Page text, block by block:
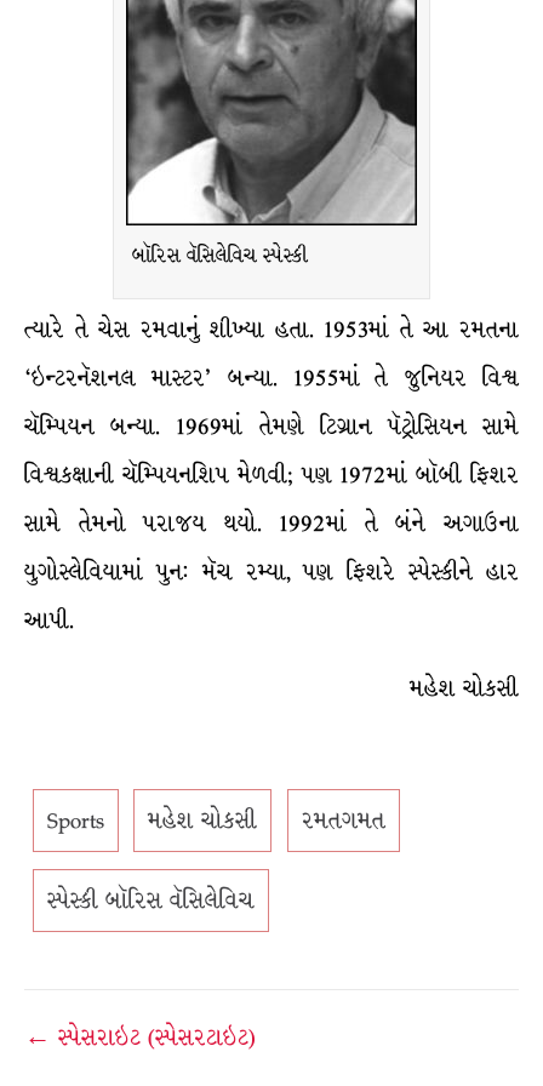
બૉરિસ વૅસિલેવિચ સ્પેસ્કી
ત્યારે તે ચેસ રમવાનું શીખ્યા હતા. 1953માં તે આ રમતના
‘ઇન્ટરનૅશનલ માસ્ટર’ બન્યા. 1955માં તે જુનિયર વિશ્વ
ચૅમ્પિયન બન્યા. 1969માં તેમણે ટિગ્રાન પૅટ્રોસિયન સામે
વિશ્વકક્ષાની ચૅમ્પિયનશિપ મેળવી; પણ 1972માં બૉબી ફિશર
સામે તેમનો પરાજય થયો. 1992માં તે બંને અગાઉના
યુગોસ્લેવિયામાં પુન: મૅચ રમ્યા, પણ ફિશરે સ્પેસ્કીને હાર
આપી.
મહેશ ચોકસી
Sports મહેશ ચોકસી રમતગમત
સ્પેસ્કી બૉરિસ વૅસિલેવિચ
Post
← સ્પેસરાઇટ (સ્પેસરટાઇટ)